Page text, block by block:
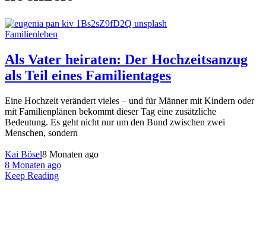
Familienleben
Als Vater heiraten: Der Hochzeitsanzug
als Teil eines Familientages
Eine Hochzeit verändert vieles – und für Männer mit Kindern oder
mit Familienplänen bekommt dieser Tag eine zusätzliche
Bedeutung. Es geht nicht nur um den Bund zwischen zwei
Menschen, sondern
Kai Bösel8 Monaten ago
8 Monaten ago
Keep Reading